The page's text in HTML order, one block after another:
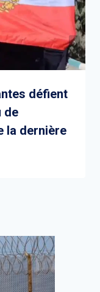
défient
de
la dernière